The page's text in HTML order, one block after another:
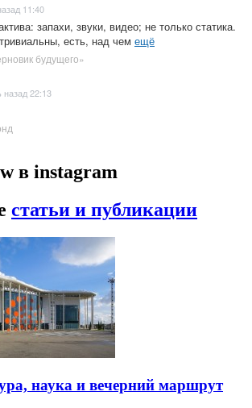
11:40
запахи, звуки, видео; не только статика.
есть, над чем ещё
будущего»
назад 22:13
в instagram
статьи и публикации
наука и вечерний маршрут